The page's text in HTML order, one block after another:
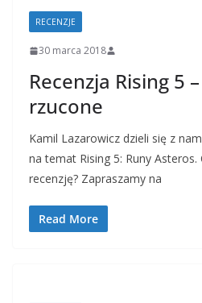
RECENZJE
30 marca 2018
Recenzja Rising 5
rzucone
Kamil Lazarowicz dzieli się z
na temat Rising 5: Runy
recenzję? Zapraszamy na
Read More